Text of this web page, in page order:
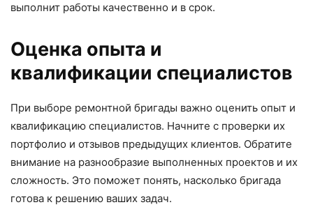
выполнит работы качественно и в срок.
Оценка опыта и
квалификации специалистов
При выборе ремонтной бригады важно оценить опыт и
квалификацию специалистов. Начните с проверки их
портфолио и отзывов предыдущих клиентов. Обратите
внимание на разнообразие выполненных проектов и их
сложность. Это поможет понять, насколько бригада
готова к решению ваших задач.